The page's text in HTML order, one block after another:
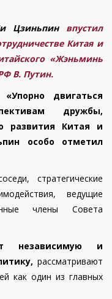
Цзиньпин впустил
Китая и
«Жэньминь
В. Путин.
двигаться
дружбы,
развития Китая и
особо отметил
стратегические
ведущие
члены Совета
независимую и
рассматривают
как один из главных